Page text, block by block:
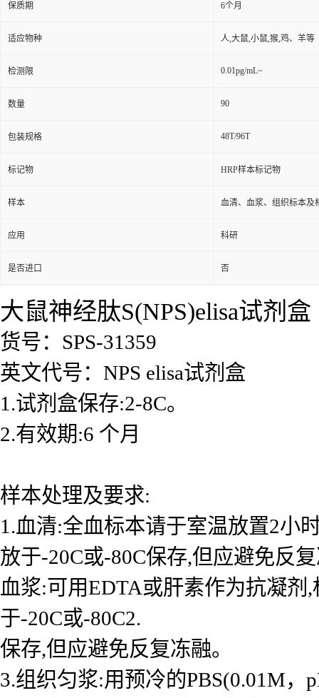
保质期 6个月
适应物种 人,大鼠,小鼠,猴,鸡、羊等
检测限 0.01pg/mL~
数量 90
包装规格 48T/96T
标记物 HRP样本标记物
样本 血清、血浆、组织标本及
应用 科研
是否进口 否
大鼠神经肽S(NPS)elisa试剂盒
货号：SPS-31359
英文代号：NPS elisa试剂盒
1.试剂盒保存:2-8C。
2.有效期:6 个月
样本处理及要求:
1.血清:全血标本请于室温放置2小
放于-20C或-80C保存,但应避免反
血浆:可用EDTA或肝素作为抗凝剂
于-20C或-80C2.
保存,但应避免反复冻融。
3.组织匀浆:用预冷的PBS(0.01M